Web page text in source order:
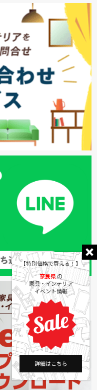
【特別価格で買える！】
奈良県の
家具・インテリア
イベント情報
詳細はこちら